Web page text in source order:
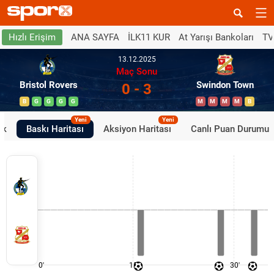
Hızlı Erişim ANA SAYFA İLK11 KUR At Yarışı Bankoları
Bristol Rovers
B G G G G
13.12.2025
Maç Sonu
0 - 3 Swindon Town
M M M M B
Baskı Haritası
Yeni
Aksiyon Haritası
Yeni
Canlı Puan Durumu
0' 15' 30'